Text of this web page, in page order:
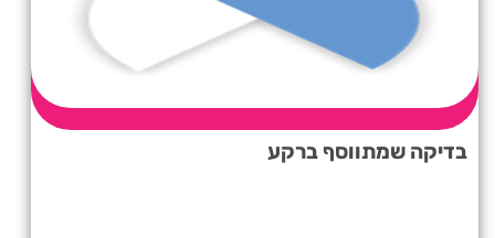
בדיקה שמתווסף ברקע